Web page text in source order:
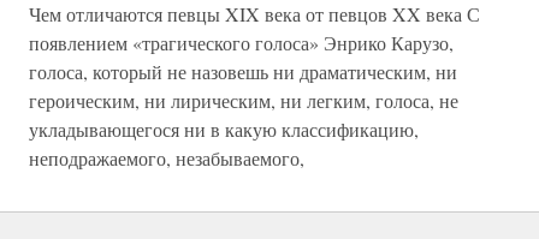
Чем отличаются певцы XIX века от певцов XX века С
появлением «трагического голоса» Энрико Карузо,
голоса, который не назовешь ни драматическим, ни
героическим, ни лирическим, ни легким, голоса, не
укладывающегося ни в какую классификацию,
неподражаемого, незабываемого,